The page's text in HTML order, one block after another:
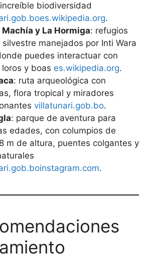
biodiversidad
es.wikipedia.org.
Machía y La Hormiga: refugios
manejados por Inti Wara
puedes interactuar con
loros y boas es.wikipedia.org.
: ruta arqueológica con
flora tropical y miradores
villatunari.gob.bo.
: parque de aventura para
edades, con columpios de
m de altura, puentes colgantes y
instagram.com.